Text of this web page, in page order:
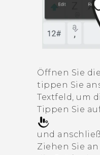
Öffnen Sie
tippen Sie
Textfeld, um
Tippen Sie
und
Ziehen Sie